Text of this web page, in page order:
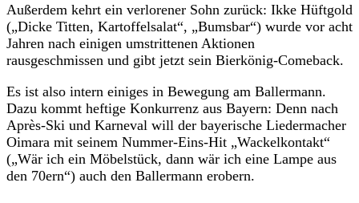
Außerdem kehrt ein verlorener Sohn zurück: Ikke Hüftgold
(„Dicke Titten, Kartoffelsalat“, „Bumsbar“) wurde vor acht
Jahren nach einigen umstrittenen Aktionen
rausgeschmissen und gibt jetzt sein Bierkönig-Comeback.
Es ist also intern einiges in Bewegung am Ballermann.
Dazu kommt heftige Konkurrenz aus Bayern: Denn nach
Après-Ski und Karneval will der bayerische Liedermacher
Oimara mit seinem Nummer-Eins-Hit „Wackelkontakt“
(„Wär ich ein Möbelstück, dann wär ich eine Lampe aus
den 70ern“) auch den Ballermann erobern.